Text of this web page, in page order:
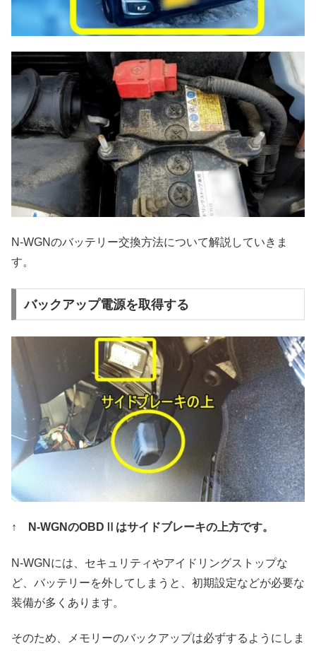
N-WGNのバッテリー交換方法について解説していきま
す。
バックアップ電源を取得する
↑ N-WGNのOBDⅡはサイドブレーキの上方です。
N-WGNには、セキュリティやアイドリングストップな
ど、バッテリーを外してしまうと、初期設定などが必要な
装備が多くあります。
そのため、メモリーのバックアップは必ずするようにしま